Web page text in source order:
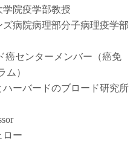
院疫学部教授
病院病理部分子病理疫学部
癌センターメンバー（癌免
ム）
ーバードのブロード研究所
ロー